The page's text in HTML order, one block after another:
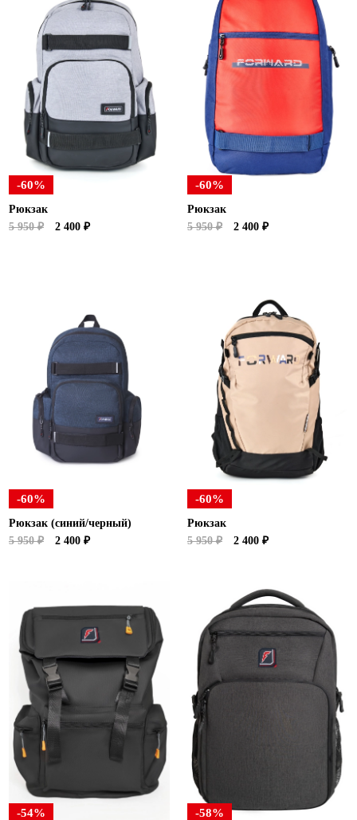
-60%
Рюкзак
5 950 ₽
2 400 ₽
-60%
Рюкзак
5 950 ₽
2 400 ₽
-60%
Рюкзак (синий/черный)
5 950 ₽
2 400 ₽
-60%
Рюкзак
5 950 ₽
2 400 ₽
-54% -58%